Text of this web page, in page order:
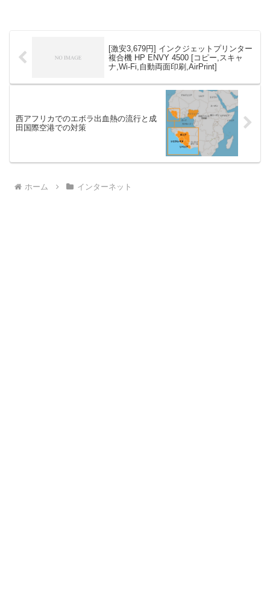
[激安3,679円] インクジェットプリンター
複合機 HP ENVY 4500 [コピー,スキャ
ナ,Wi-Fi,自動両面印刷,AirPrint]
西アフリカでのエボラ出血熱の流行と成
田国際空港での対策
ホーム インターネット